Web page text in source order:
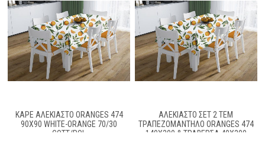
ΚΑΡΈ ΑΛΈΚΙΑΣΤΟ ORANGES 474
90X90 WHITE-ORANGE 70/30
COTT/POL
ΑΛΈΚΙΑΣΤΟ ΣΕΤ 2 ΤΕΜ
ΤΡΑΠΕΖΟΜΆΝΤΗΛΟ ORANGES 474
140X300 & ΤΡΑΒΈΡΣΑ 40X300